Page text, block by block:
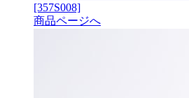
[357S008]
商品ページへ